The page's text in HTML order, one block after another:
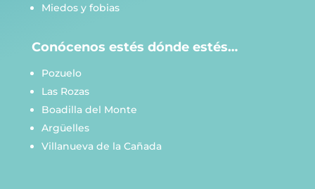
Miedos y fobias
Conócenos estés dónde estés…
Pozuelo
Las Rozas
Boadilla del Monte
Argüelles
Villanueva de la Cañada